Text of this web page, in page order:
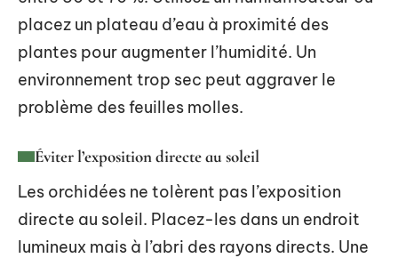
placez un plateau d’eau à proximité des
plantes pour augmenter l’humidité. Un
environnement trop sec peut aggraver le
problème des feuilles molles.
Éviter l’exposition directe au soleil
Les orchidées ne tolèrent pas l’exposition
directe au soleil. Placez-les dans un endroit
lumineux mais à l’abri des rayons directs. Une